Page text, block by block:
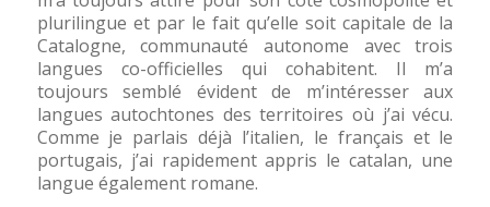
plurilingue et par le fait qu’elle soit capitale de la
Catalogne, communauté autonome avec trois
langues co-officielles qui cohabitent. Il m’a
toujours semblé évident de m’intéresser aux
langues autochtones des territoires où j’ai vécu.
Comme je parlais déjà l’italien, le français et le
portugais, j’ai rapidement appris le catalan, une
langue également romane.